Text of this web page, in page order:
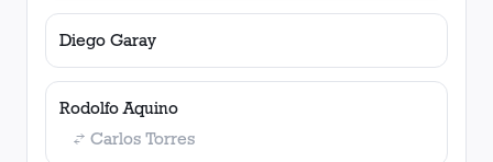
Diego Garay
Rodolfo Aquino
Carlos Torres